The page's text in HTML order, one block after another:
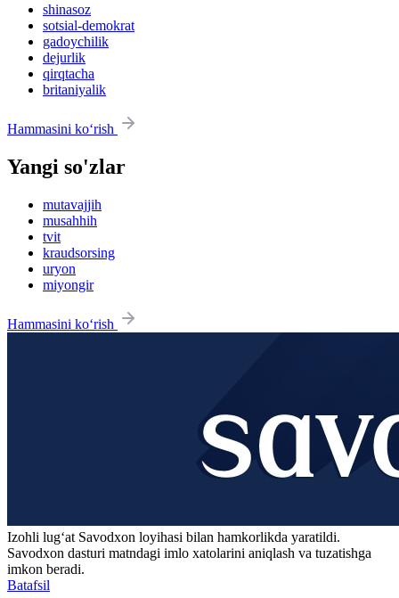
shinasoz
sotsial-demokrat
gadoychilik
dejurlik
qirqtacha
britaniyalik
Hammasini ko‘rish
Yangi so'zlar
mutavajjih
musahhih
tvit
kraudsorsing
uryon
miyongir
Hammasini ko‘rish
Izohli lugʻat Savodxon loyihasi bilan hamkorlikda yaratildi.
Savodxon dasturi matndagi imlo xatolarini aniqlash va tuzatishga
imkon beradi.
Batafsil